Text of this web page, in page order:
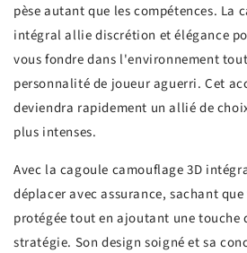
pèse autant que les compétences. La
intégral allie discrétion et élégance
vous fondre dans l'environnement
personnalité de joueur aguerri. Cet
deviendra rapidement un allié de
plus intenses.
Avec la cagoule camouflage 3D
déplacer avec assurance, sachant
protégée tout en ajoutant une touche
stratégie. Son design soigné et sa